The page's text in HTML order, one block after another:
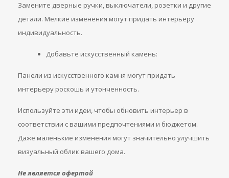
Замените дверные ручки, выключатели, розетки и другие
детали. Мелкие изменения могут придать интерьеру
индивидуальность.
Добавьте искусственный камень:
Панели из искусственного камня могут придать
интерьеру роскошь и утонченность.
Используйте эти идеи, чтобы обновить интерьер в
соответствии с вашими предпочтениями и бюджетом.
Даже маленькие изменения могут значительно улучшить
визуальный облик вашего дома.
Не является офертой